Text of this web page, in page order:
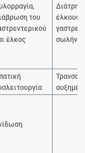
του
έλκος
έλκους
σωλήνα